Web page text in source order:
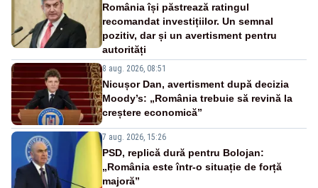
România își păstrează ratingul
recomandat investițiilor. Un semnal
pozitiv, dar și un avertisment pentru
autorități
8 aug. 2026, 08:51
Nicușor Dan, avertisment după decizia
Moody’s: „România trebuie să revină la
creștere economică”
7 aug. 2026, 15:26
PSD, replică dură pentru Bolojan:
„România este într-o situație de forță
majoră”